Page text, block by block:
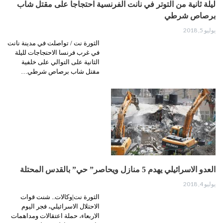
ليلة ثانية من التوتر في نانت الفرنسية احتجاجا على مقتل شاب
برصاص شرطي
يوليو 5, 2018
الثورة نت / تواصلت في مدينة نانت
في غرب فرنسا الاحتجاجات لليلة
الثانية على التوالي على خلفية
مقتل شاب برصاص شرطي…
العدو الاسرائيلي يهدم 5 منازل ويحاصر” حي” بالقدس المحتلة
يوليو 4, 2018
الثورة نت|وكالات.. شنت قوات
الاحتلال الاسرائيلي، فجر اليوم
الاربعاء، حملة اعتقالات ومداهمات